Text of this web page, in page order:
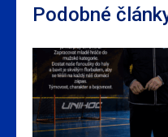
Podobné